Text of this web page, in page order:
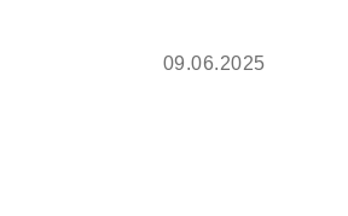
09.06.2025